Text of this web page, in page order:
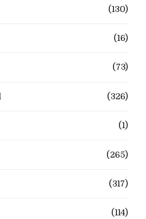
(130)
(16)
(73)
(326)
(1)
(265)
(317)
(114)